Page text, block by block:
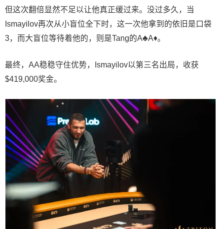
但这次翻倍显然不足以让他真正缓过来。没过多久，当
Ismayilov再次从小盲位全下时，这一次他拿到的依旧是口袋
3，而大盲位等待着他的，则是Tang的A♣A♦。
最终，AA稳稳守住优势，Ismayilov以第三名出局，收获
$419,000奖金。